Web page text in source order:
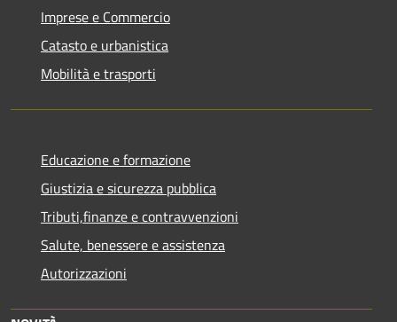
Imprese e Commercio
Catasto e urbanistica
Mobilità e trasporti
Educazione e formazione
Giustizia e sicurezza pubblica
Tributi,finanze e contravvenzioni
Salute, benessere e assistenza
Autorizzazioni